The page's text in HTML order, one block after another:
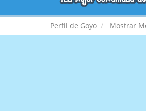
Perfil de Goyo Mostrar